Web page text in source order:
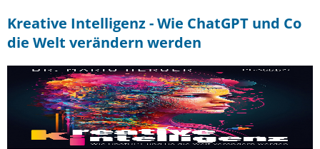
Kreative Intelligenz - Wie ChatGPT und Co
die Welt verändern werden